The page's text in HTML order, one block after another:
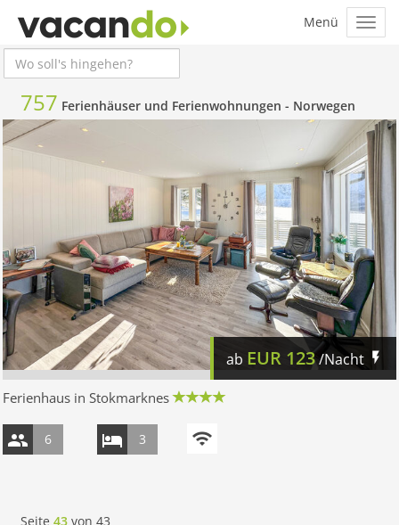
757 Ferienhäuser und Ferienwohnungen - Norwegen
ab EUR 123/Nacht
Ferienhaus in Stokmarknes
6 3
Seite 43 von 43